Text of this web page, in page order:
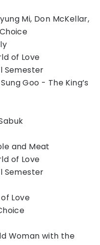
Mi, Don McKellar,
of Love
Semester
Goo - The King’s
and Meat
of Love
Semester
Love
Woman with the